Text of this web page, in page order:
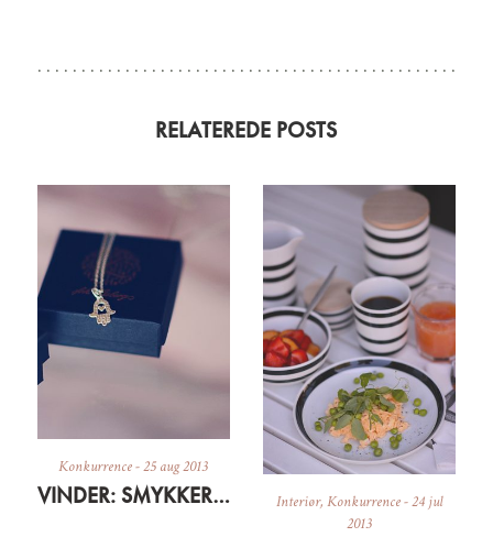
RELATEREDE POSTS
Konkurrence-25 aug 2013
VINDER: SMYKKER FRA FRK. LISBERG Interiør,Konkurrence-24 jul
2013